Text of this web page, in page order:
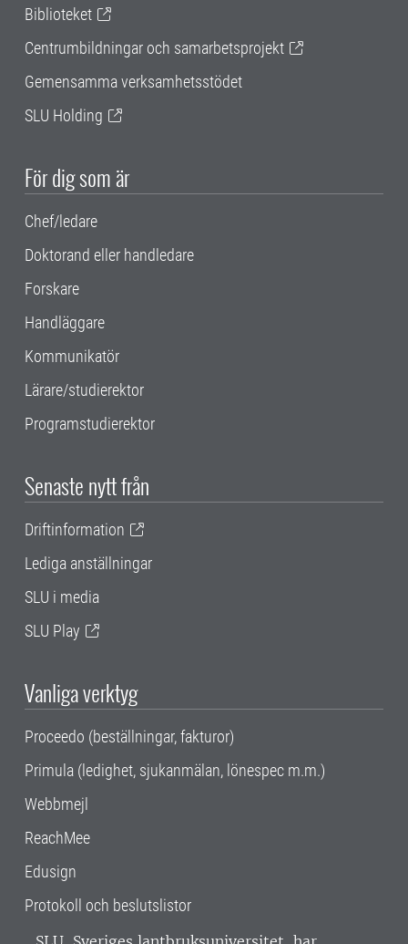
Biblioteket
Centrumbildningar och samarbetsprojekt
Gemensamma verksamhetsstödet
SLU Holding
För dig som är
Chef/ledare
Doktorand eller handledare
Forskare
Handläggare
Kommunikatör
Lärare/studierektor
Programstudierektor
Senaste nytt från
Driftinformation
Lediga anställningar
SLU i media
SLU Play
Vanliga verktyg
Proceedo (beställningar, fakturor)
Primula (ledighet, sjukanmälan, lönespec m.m.)
Webbmejl
ReachMee
Edusign
Protokoll och beslutslistor